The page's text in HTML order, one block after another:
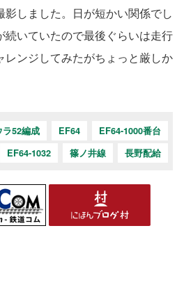
しました。日が短かい関係でし
続いていたので最後ぐらいは走行
レンジしてみたがちょっと厳しか
ラ52編成 EF64
EF64-1000番台
EF64-1032
篠ノ井線 長野配給